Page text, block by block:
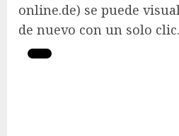
online.de) se puede
de nuevo con un solo clic.